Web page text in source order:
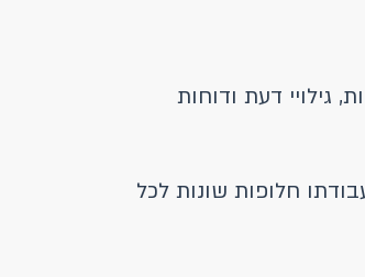
דעת ודוחות
חלופות שונות לכל